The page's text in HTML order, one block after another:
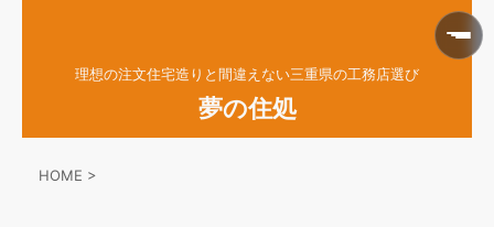
理想の注文住宅造りと間違えない三重県の工務店選び
夢の住処
HOME >